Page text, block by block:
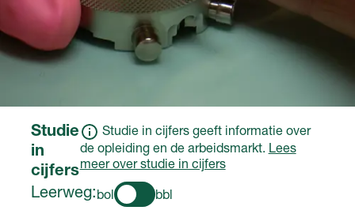
Studie
in
cijfers
Studie in cijfers geeft informatie over
de opleiding en de arbeidsmarkt. Lees
meer over studie in cijfers
Leerweg: bol bbl